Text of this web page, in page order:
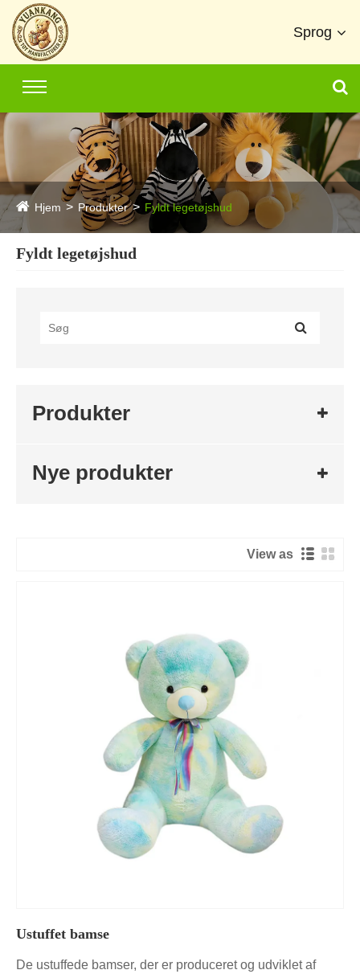
Sprog
Hjem Produkter Fyldt legetøjshud
Fyldt legetøjshud
Produkter
Nye produkter
View as
Ustuffet bamse
De ustuffede bamser, der er produceret og udviklet af